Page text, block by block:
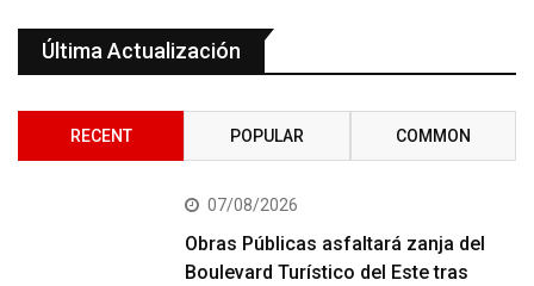
Última Actualización
RECENT POPULAR COMMON
07/08/2026
Obras Públicas asfaltará zanja del
Boulevard Turístico del Este tras